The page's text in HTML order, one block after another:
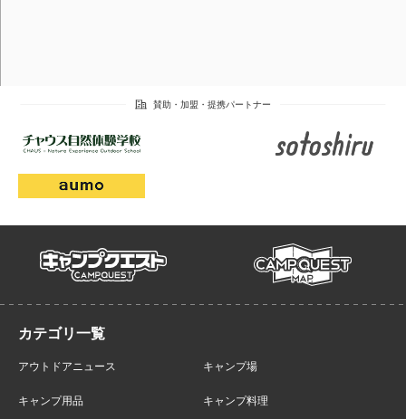
campquest campmap
アウトドアニュース キャンプ場
キャンプ用品 キャンプ料理